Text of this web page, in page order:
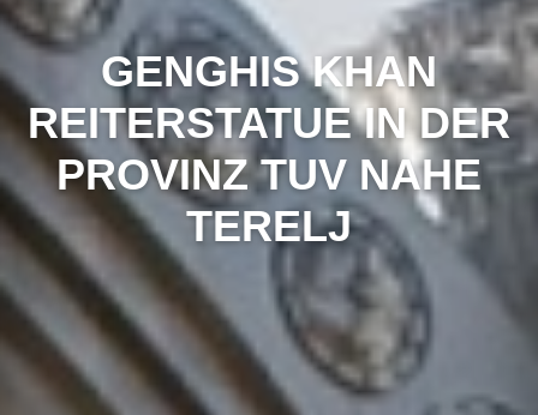
GENGHIS KHAN
REITERSTATUE IN DER
PROVINZ TUV NAHE
TERELJ